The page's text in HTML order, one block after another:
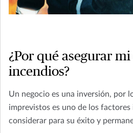
¿Por qué asegurar
incendios?
Un negocio es una inversión, por
imprevistos es uno de los
considerar para su éxito y